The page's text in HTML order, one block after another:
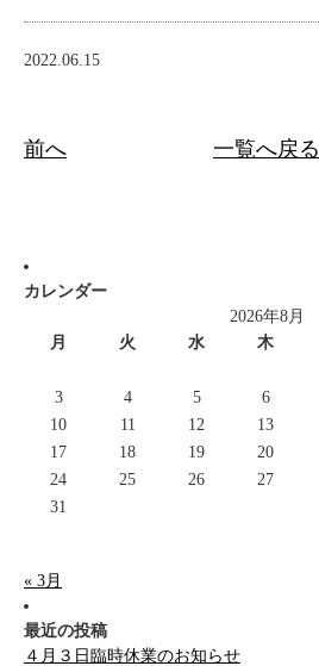
2022.06.15
前へ 一覧へ戻る
カレンダー
2026年8月
月
火 水 木
3
4 5 6
10
11 12 13
17
18 19 20
24
25 26 27
31
« 3月
最近の投稿
４月３日臨時休業のお知らせ